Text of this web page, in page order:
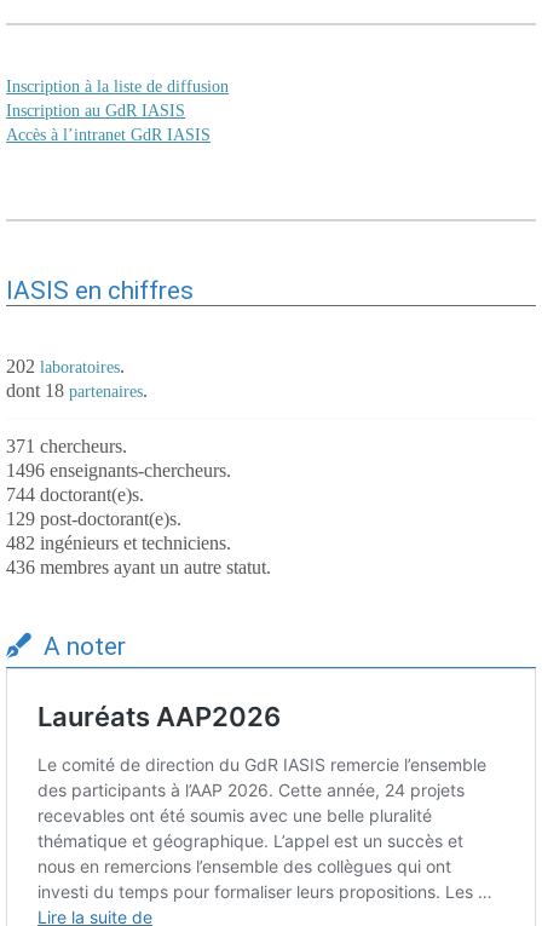
Inscription à la liste de diffusion
Inscription au GdR IASIS
Accès à l’intranet GdR IASIS
IASIS en chiffres
202 laboratoires.
dont 18 partenaires.
371 chercheurs.
1496 enseignants-chercheurs.
744 doctorant(e)s.
129 post-doctorant(e)s.
482 ingénieurs et techniciens.
436 membres ayant un autre statut.
A noter